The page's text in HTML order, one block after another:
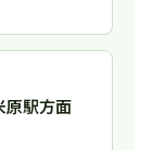
原駅方面